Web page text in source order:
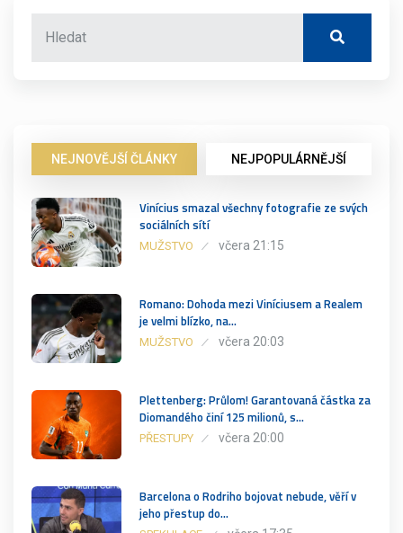
NEJNOVĚJŠÍ ČLÁNKY NEJPOPULÁRNĚJŠÍ
Vinícius smazal všechny fotografie ze svých
sociálních sítí
MUŽSTVO včera 21:15
Romano: Dohoda mezi Viníciusem a Realem
je velmi blízko, na…
MUŽSTVO včera 20:03
Plettenberg: Průlom! Garantovaná částka za
Diomandého činí 125 milionů, s…
PŘESTUPY včera 20:00
Barcelona o Rodriho bojovat nebude, věří v
jeho přestup do…